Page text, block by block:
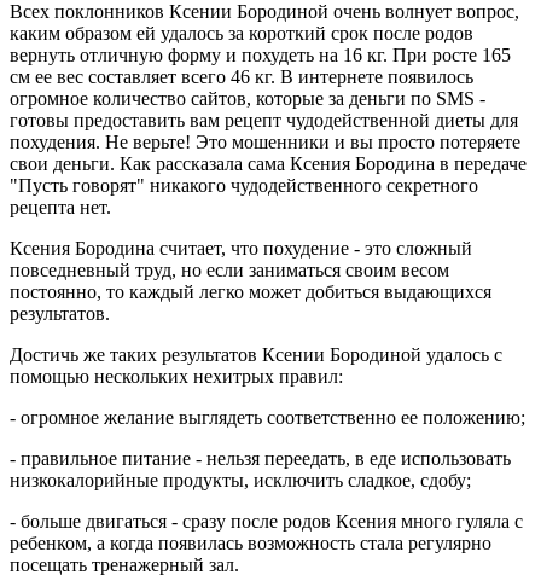
Всех поклонников Ксении Бородиной очень волнует вопрос,
каким образом ей удалось за короткий срок после родов
вернуть отличную форму и похудеть на 16 кг. При росте 165
см ее вес составляет всего 46 кг. В интернете появилось
огромное количество сайтов, которые за деньги по SMS -
готовы предоставить вам рецепт чудодейственной диеты для
похудения. Не верьте! Это мошенники и вы просто потеряете
свои деньги. Как рассказала сама Ксения Бородина в передаче
"Пусть говорят" никакого чудодейственного секретного
рецепта нет.
Ксения Бородина считает, что похудение - это сложный
повседневный труд, но если заниматься своим весом
постоянно, то каждый легко может добиться выдающихся
результатов.
Достичь же таких результатов Ксении Бородиной удалось с
помощью нескольких нехитрых правил:
- огромное желание выглядеть соответственно ее положению;
- правильное питание - нельзя переедать, в еде использовать
низкокалорийные продукты, исключить сладкое, сдобу;
- больше двигаться - сразу после родов Ксения много гуляла с
ребенком, а когда появилась возможность стала регулярно
посещать тренажерный зал.